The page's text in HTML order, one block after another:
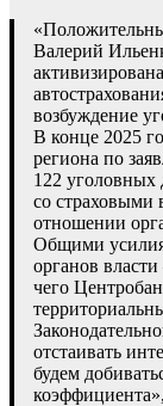
Валерий
возбуждение
В конце 2025
региона по
122 уголовных
со страховыми
отношении
Общими
органов
чего
отстаивать
будем